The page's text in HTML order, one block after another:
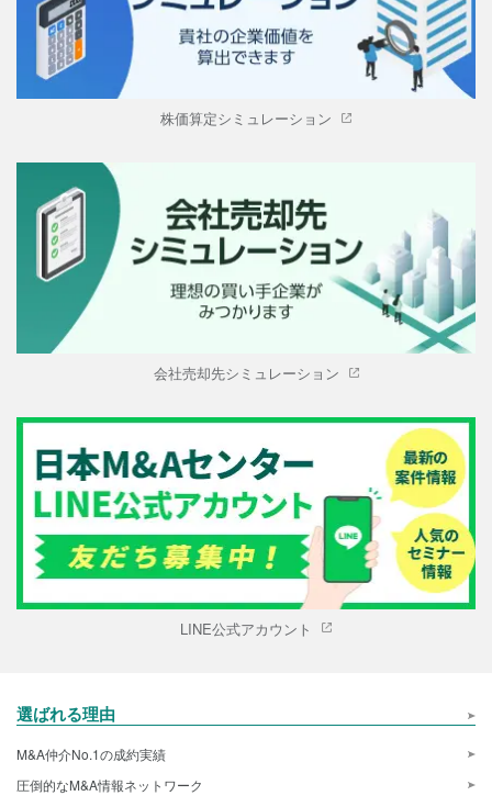
株価算定シミュレーション
会社売却先シミュレーション
LINE公式アカウント
選ばれる理由
M&A仲介No.1の成約実績
圧倒的なM&A情報ネットワーク